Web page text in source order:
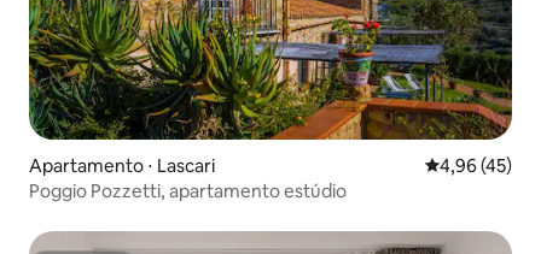
Apartamento ⋅ Lascari 4,96 de uma
4,96 (45)
Poggio Pozzetti, apartamento estúdio